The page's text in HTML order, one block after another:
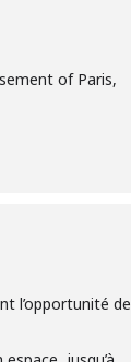
of Paris,
l’opportunité de